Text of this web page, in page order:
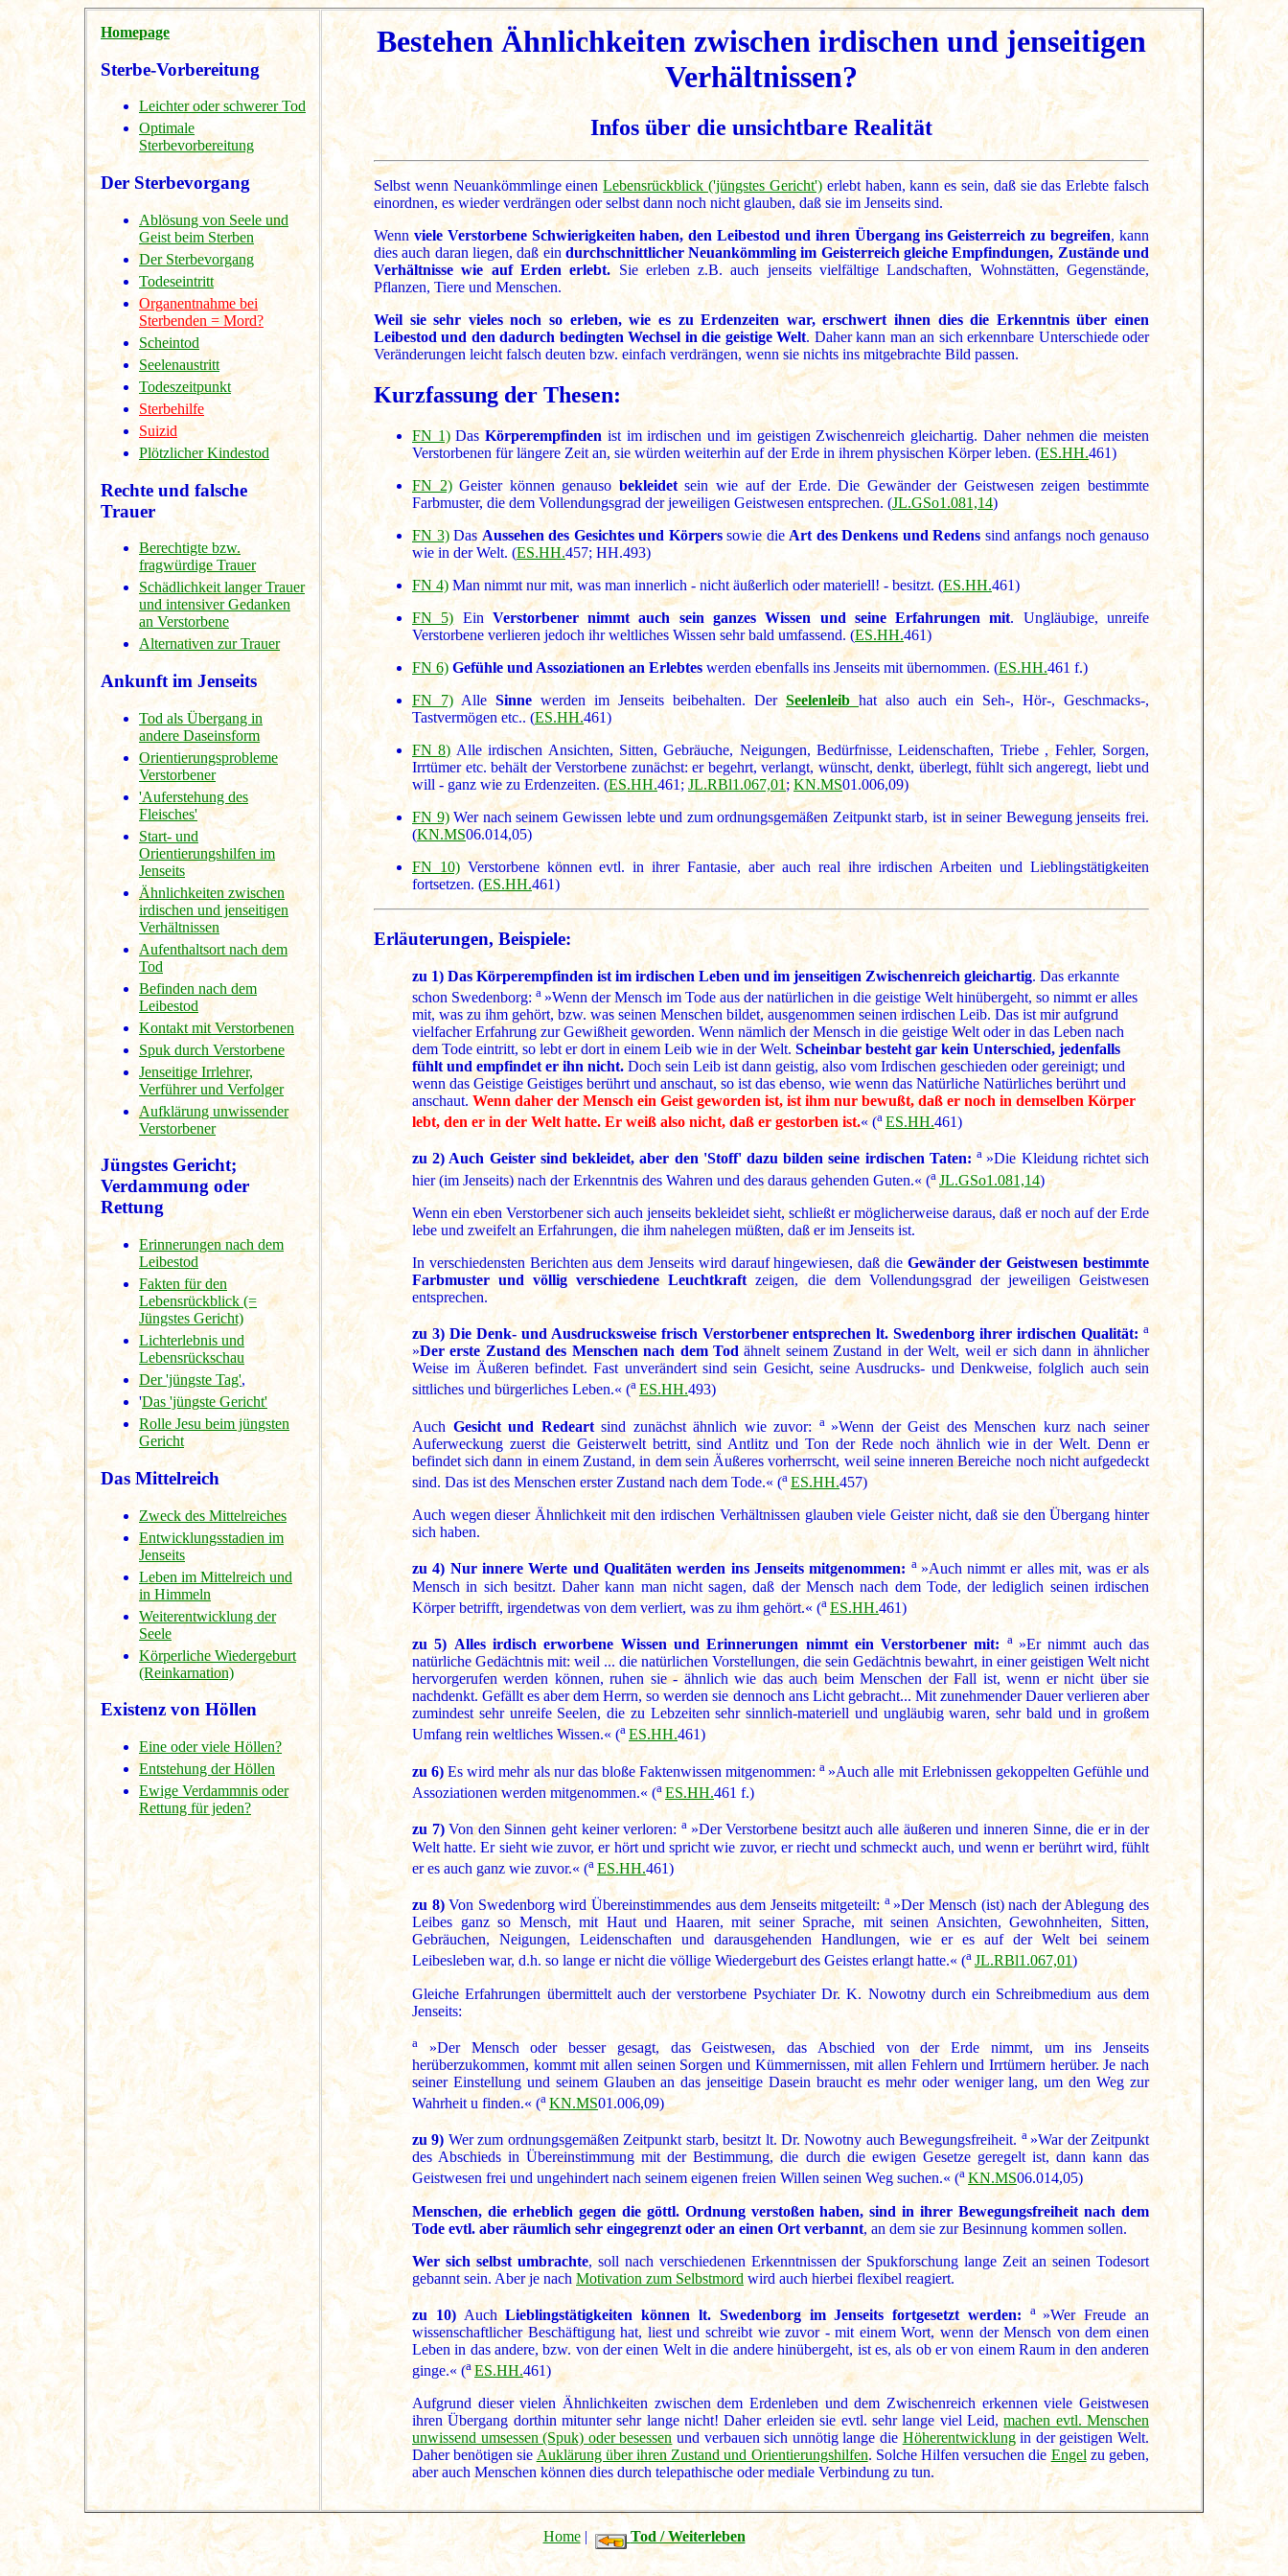
Homepage
Sterbe-Vorbereitung
Leichter oder schwerer Tod
Optimale
Sterbevorbereitung
Der Sterbevorgang
Ablösung von Seele und
Geist beim Sterben
Der Sterbevorgang
Todeseintritt
Organentnahme bei
Sterbenden = Mord?
Scheintod
Seelenaustritt
Todeszeitpunkt
Sterbehilfe
Suizid
Plötzlicher Kindestod
Rechte und falsche
Trauer
Berechtigte bzw.
fragwürdige Trauer
Schädlichkeit langer Trauer
und intensiver Gedanken
an Verstorbene
Alternativen zur Trauer
Ankunft im Jenseits
Tod als Übergang in
andere Daseinsform
Orientierungsprobleme
Verstorbener
'Auferstehung des
Fleisches'
Start- und
Orientierungshilfen im
Jenseits
Ähnlichkeiten zwischen
irdischen und jenseitigen
Verhältnissen
Aufenthaltsort nach dem
Tod
Befinden nach dem
Leibestod
Kontakt mit Verstorbenen
Spuk durch Verstorbene
Jenseitige Irrlehrer,
Verführer und Verfolger
Aufklärung unwissender
Verstorbener
Jüngstes Gericht;
Verdammung oder
Rettung
Erinnerungen nach dem
Leibestod
Fakten für den
Lebensrückblick (=
Jüngstes Gericht)
Lichterlebnis und
Lebensrückschau
Der 'jüngste Tag',
'Das 'jüngste Gericht'
Rolle Jesu beim jüngsten
Gericht
Das Mittelreich
Zweck des Mittelreiches
Entwicklungsstadien im
Jenseits
Leben im Mittelreich und
in Himmeln
Weiterentwicklung der
Seele
Körperliche Wiedergeburt
(Reinkarnation)
Existenz von Höllen
Eine oder viele Höllen?
Entstehung der Höllen
Ewige Verdammnis oder
Rettung für jeden?
Bestehen Ähnlichkeiten zwischen irdischen und jenseitigen
Verhältnissen?
Infos über die unsichtbare Realität
Selbst wenn Neuankömmlinge einenLebensrückblick ('jüngstes Gericht')erlebt haben, kann es sein, daß sie das Erlebte falsch
einordnen, es wieder verdrängen oder selbst dann noch nicht glauben, daß sie im Jenseits sind.
Wenn viele Verstorbene Schwierigkeiten haben, den Leibestod und ihren Übergang ins Geisterreich zu begreifen, kann
dies auch daran liegen, daß ein durchschnittlicher Neuankömmling im Geisterreich gleiche Empfindungen, Zustände und
Verhältnisse wie auf Erden erlebt.Sie erleben z.B. auch jenseits vielfältige Landschaften, Wohnstätten, Gegenstände,
Pflanzen, Tiere und Menschen.
Weil sie sehr vieles noch so erleben, wie es zu Erdenzeiten war, erschwert ihnen dies die Erkenntnis über einen
Leibestod und den dadurch bedingten Wechsel in die geistige Welt. Daher kann man an sich erkennbare Unterschiede oder
Veränderungen leicht falsch deuten bzw. einfach verdrängen, wenn sie nichts ins mitgebrachte Bild passen.
Kurzfassung der Thesen:
FN 1)DasKörperempfinden ist im irdischen und im geistigen Zwischenreich gleichartig. Daher nehmen die meisten
Verstorbenen für längere Zeit an, sie würden weiterhin auf der Erde in ihrem physischen Körper leben. (ES.HH.461)
FN 2)Geister können genauso bekleidetsein wie auf der Erde. Die Gewänder der Geistwesen zeigen bestimmte
Farbmuster, die dem Vollendungsgrad der jeweiligen Geistwesen entsprechen. (JL.GSo1.081,14)
FN 3)DasAussehen des Gesichtes und Körperssowie die Art des Denkens und Redens sind anfangs noch genauso
wie in der Welt. (ES.HH.457; HH.493)
FN 4) Man nimmt nur mit, was man innerlich - nicht äußerlich oder materiell! - besitzt. (ES.HH.461)
FN 5) EinVerstorbener nimmt auch sein ganzes Wissen und seine Erfahrungen mit. Ungläubige, unreife
Verstorbene verlieren jedoch ihr weltliches Wissen sehr bald umfassend. (ES.HH.461)
FN 6) Gefühle und Assoziationen an Erlebtes werden ebenfalls ins Jenseits mit übernommen. (ES.HH.461 f.)
FN 7) Alle Sinne werden im Jenseits beibehalten. Der Seelenleib hat also auch ein Seh-, Hör-, Geschmacks-,
Tastvermögen etc.. (ES.HH.461)
FN 8) Alle irdischen Ansichten, Sitten, Gebräuche, Neigungen, Bedürfnisse, Leidenschaften, Triebe , Fehler, Sorgen,
Irrtümer etc. behält der Verstorbene zunächst: er begehrt, verlangt, wünscht, denkt, überlegt, fühlt sich angeregt, liebt und
will - ganz wie zu Erdenzeiten. (ES.HH.461; JL.RBl1.067,01 ; KN.MS01.006,09)
FN 9)Wer nach seinem Gewissen lebte und zum ordnungsgemäßen Zeitpunkt starb, ist in seiner Bewegung jenseits frei.
(KN.MS06.014,05)
FN 10)Verstorbene können evtl. in ihrer Fantasie, aber auch real ihre irdischen Arbeiten und Lieblingstätigkeiten
fortsetzen. (ES.HH.461)
Erläuterungen, Beispiele:
zu 1) Das Körperempfinden ist im irdischen Leben und im jenseitigen Zwischenreich gleichartig. Das erkannte
schon Swedenborg: a »Wenn der Mensch im Tode aus der natürlichen in die geistige Welt hinübergeht, so nimmt er alles
mit, was zu ihm gehört, bzw. was seinen Menschen bildet, ausgenommen seinen irdischen Leib. Das ist mir aufgrund
vielfacher Erfahrung zur Gewißheit geworden. Wenn nämlich der Mensch in die geistige Welt oder in das Leben nach
dem Tode eintritt, so lebt er dort in einem Leib wie in der Welt.Scheinbar besteht gar kein Unterschied, jedenfalls
fühlt und empfindet er ihn nicht. Doch sein Leib ist dann geistig, also vom Irdischen geschieden oder gereinigt; und
wenn das Geistige Geistiges berührt und anschaut, so ist das ebenso, wie wenn das Natürliche Natürliches berührt und
anschaut. Wenn daher der Mensch ein Geist geworden ist, ist ihm nur bewußt, daß er noch in demselben Körper
lebt, den er in der Welt hatte. Er weiß also nicht, daß er gestorben ist.« (a ES.HH.461)
zu 2) Auch Geister sind bekleidet, aber den 'Stoff' dazu bilden seine irdischen Taten:a»Die Kleidung richtet sich
hier (im Jenseits) nach der Erkenntnis des Wahren und des daraus gehenden Guten.« (aJL.GSo1.081,14)
Wenn ein eben Verstorbener sich auch jenseits bekleidet sieht, schließt er möglicherweise daraus, daß er noch auf der Erde
lebe und zweifelt an Erfahrungen, die ihm nahelegen müßten, daß er im Jenseits ist.
In verschiedensten Berichten aus dem Jenseits wird darauf hingewiesen, daß die Gewänder der Geistwesen bestimmte
Farbmuster und völlig verschiedene Leuchtkraft zeigen, die dem Vollendungsgrad der jeweiligen Geistwesen
entsprechen.
zu 3) Die Denk- und Ausdrucksweise frisch Verstorbener entsprechen lt. Swedenborg ihrer irdischen Qualität:a
»Der erste Zustand des Menschen nach dem Todähnelt seinem Zustand in der Welt, weil er sich dann in ähnlicher
Weise im Äußeren befindet. Fast unverändert sind sein Gesicht, seine Ausdrucks- und Denkweise, folglich auch sein
sittliches und bürgerliches Leben.« (a ES.HH.493)
Auch Gesicht und Redeartsind zunächst ähnlich wie zuvor:a »Wenn der Geist des Menschen kurz nach seiner
Auferweckung zuerst die Geisterwelt betritt, sind Antlitz und Ton der Rede noch ähnlich wie in der Welt. Denn er
befindet sich dann in einem Zustand, in dem sein Äußeres vorherrscht, weil seine inneren Bereiche noch nicht aufgedeckt
sind. Das ist des Menschen erster Zustand nach dem Tode.« (a ES.HH.457)
Auch wegen dieser Ähnlichkeit mit den irdischen Verhältnissen glauben viele Geister nicht, daß sie den Übergang hinter
sich haben.
zu 4) Nur innere Werte und Qualitäten werden ins Jenseits mitgenommen: a»Auch nimmt er alles mit, was er als
Mensch in sich besitzt. Daher kann man nicht sagen, daß der Mensch nach dem Tode, der lediglich seinen irdischen
Körper betrifft, irgendetwas von dem verliert, was zu ihm gehört.« (a ES.HH.461)
zu 5) Alles irdisch erworbene Wissen und Erinnerungen nimmt ein Verstorbener mit: a »Er nimmt auch das
natürliche Gedächtnis mit: weil ... die natürlichen Vorstellungen, die sein Gedächtnis bewahrt, in einer geistigen Welt nicht
hervorgerufen werden können, ruhen sie - ähnlich wie das auch beim Menschen der Fall ist, wenn er nicht über sie
nachdenkt. Gefällt es aber dem Herrn, so werden sie dennoch ans Licht gebracht... Mit zunehmender Dauer verlieren aber
zumindest sehr unreife Seelen, die zu Lebzeiten sehr sinnlich-materiell und ungläubig waren, sehr bald und in großem
Umfang rein weltliches Wissen.« (a ES.HH.461)
zu 6) Es wird mehr als nur das bloße Faktenwissen mitgenommen:a »Auch alle mit Erlebnissen gekoppelten Gefühle und
Assoziationen werden mitgenommen.« (a ES.HH.461 f.)
zu 7)Von den Sinnen geht keiner verloren: a »Der Verstorbene besitzt auch alle äußeren und inneren Sinne, die er in der
Welt hatte. Er sieht wie zuvor, er hört und spricht wie zuvor, er riecht und schmeckt auch, und wenn er berührt wird, fühlt
er es auch ganz wie zuvor.« (a ES.HH.461)
zu 8)Von Swedenborg wird Übereinstimmendes aus dem Jenseits mitgeteilt: a »Der Mensch (ist) nach der Ablegung des
Leibes ganz so Mensch, mit Haut und Haaren, mit seiner Sprache, mit seinen Ansichten, Gewohnheiten, Sitten,
Gebräuchen, Neigungen, Leidenschaften und darausgehenden Handlungen, wie er es auf der Welt bei seinem
Leibesleben war, d.h. so lange er nicht die völlige Wiedergeburt des Geistes erlangt hatte.« (aJL.RBl1.067,01)
Gleiche Erfahrungen übermittelt auch der verstorbene Psychiater Dr. K. Nowotny durch ein Schreibmedium aus dem
Jenseits:
a
»Der Mensch oder besser gesagt, das Geistwesen, das Abschied von der Erde nimmt, um ins Jenseits
herüberzukommen, kommt mit allen seinen Sorgen und Kümmernissen, mit allen Fehlern und Irrtümern herüber. Je nach
seiner Einstellung und seinem Glauben an das jenseitige Dasein braucht es mehr oder weniger lang, um den Weg zur
Wahrheit u finden.« (a KN.MS01.006,09)
zu 9) Wer zum ordnungsgemäßen Zeitpunkt starb, besitzt lt. Dr. Nowotny auch Bewegungsfreiheit. a»War der Zeitpunkt
des Abschieds in Übereinstimmung mit der Bestimmung, die durch die ewigen Gesetze geregelt ist, dann kann das
Geistwesen frei und ungehindert nach seinem eigenen freien Willen seinen Weg suchen.« (a KN.MS06.014,05)
Menschen, die erheblich gegen die göttl. Ordnung verstoßen haben, sind in ihrer Bewegungsfreiheit nach dem
Tode evtl. aber räumlich sehr eingegrenzt oder an einen Ort verbannt, an dem sie zur Besinnung kommen sollen.
Wer sich selbst umbrachte, soll nach verschiedenen Erkenntnissen der Spukforschung lange Zeit an seinen Todesort
gebannt sein. Aber je nach Motivation zum Selbstmord wird auch hierbei flexibel reagiert.
zu 10)AuchLieblingstätigkeiten können lt. Swedenborg im Jenseits fortgesetzt werden: a»Wer Freude an
wissenschaftlicher Beschäftigung hat, liest und schreibt wie zuvor - mit einem Wort, wenn der Mensch von dem einen
Leben in das andere, bzw. von der einen Welt in die andere hinübergeht, ist es, als ob er von einem Raum in den anderen
ginge.« (aES.HH.461)
Aufgrund dieser vielen Ähnlichkeiten zwischen dem Erdenleben und dem Zwischenreich erkennen viele Geistwesen
ihren Übergang dorthin mitunter sehr lange nicht! Daher erleiden sie evtl. sehr lange viel Leid,machen evtl. Menschen
unwissend umsessen (Spuk) oder besessen und verbauen sich unnötig lange dieHöherentwicklungin der geistigen Welt.
Daher benötigen sie Auklärung über ihren Zustand und Orientierungshilfen. Solche Hilfen versuchen die Engelzu geben,
aber auch Menschen können dies durch telepathische oder mediale Verbindung zu tun.
Home| Tod / Weiterleben